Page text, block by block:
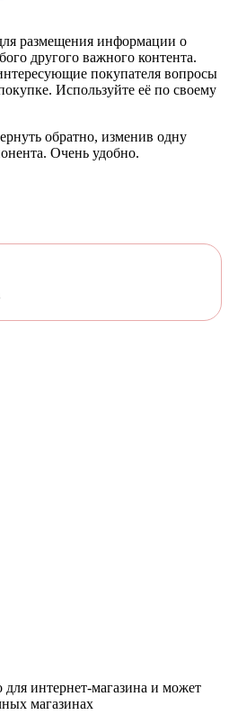
размещения информации о
другого важного контента.
покупателя вопросы
Используйте её по своему
обратно, изменив одну
Очень удобно.
для интернет-магазина и может
магазинах